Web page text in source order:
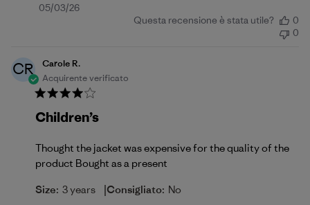
Data
05/03/26
Questa recensione è stata utile?
0
0
CR
Carole R.
Acquirente verificato
Children’s
Thought the jacket was expensive for the quality of the
product Bought as a present
Size: 3 years |Consigliato: No